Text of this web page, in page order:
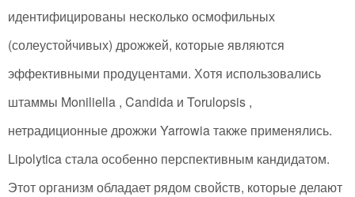
идентифицированы несколько осмофильных
(солеустойчивых) дрожжей, которые являются
эффективными продуцентами. Хотя использовались
штаммы Moniliella , Candida и Torulopsis ,
нетрадиционные дрожжи Yarrowia также применялись.
Lipolytica стала особенно перспективным кандидатом.
Этот организм обладает рядом свойств, которые делают